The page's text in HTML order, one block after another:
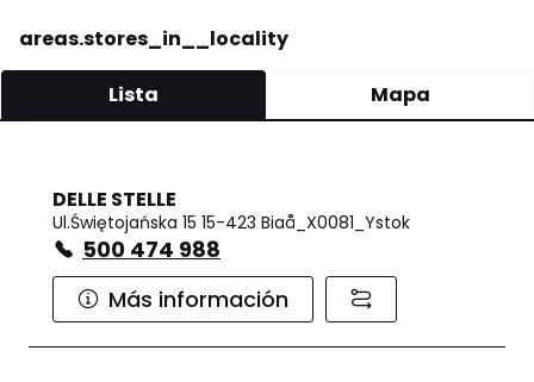
areas.stores_in__locality
Lista Mapa
DELLE STELLE
Ul.Świętojańska 15 15-423 Biaå_X0081_Ystok
500 474 988
Más información